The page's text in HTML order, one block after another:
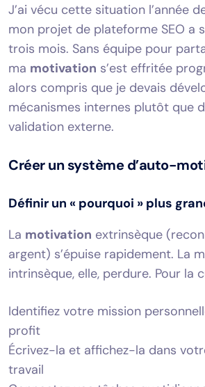
J’ai vécu cette situation l’année
mon projet de plateforme SEO a
trois mois. Sans équipe pour
ma motivation s’est effritée
alors compris que je devais
mécanismes internes plutôt que
validation externe.
Créer un système d’auto-
Définir un « pourquoi » plus
La motivation extrinsèque
argent) s’épuise rapidement. La
intrinsèque, elle, perdure. Pour la
Identifiez votre mission
profit
Écrivez-la et affichez-la dans
travail